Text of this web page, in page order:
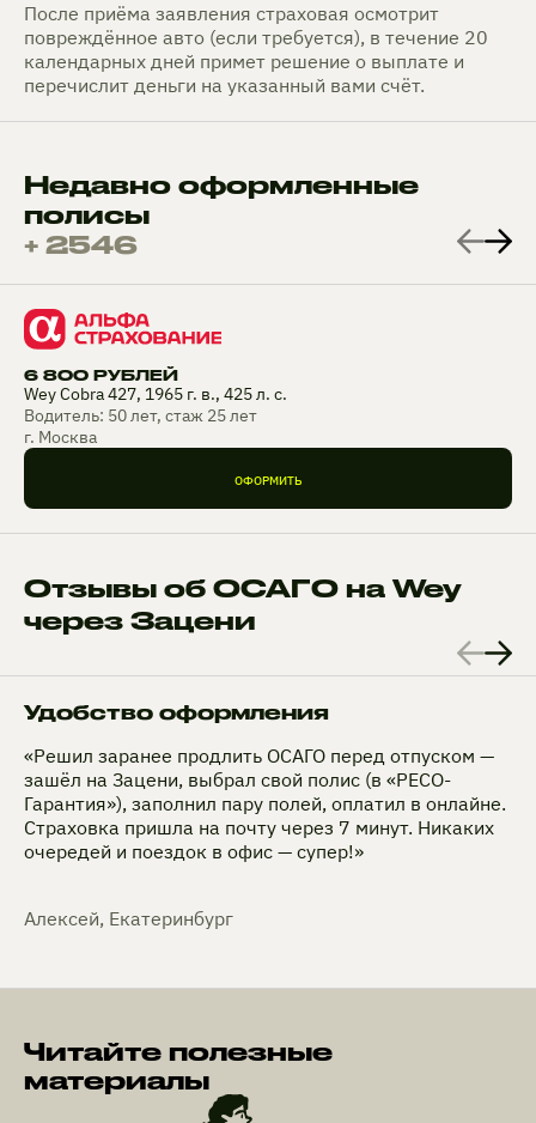
После приёма заявления страховая осмотрит
повреждённое авто (если требуется), в течение 20
календарных дней примет решение о выплате и
перечислит деньги на указанный вами счёт.
Недавно оформленные
полисы
+ 2546
6 800 РУБЛЕЙ
Wey Cobra 427, 1965 г. в., 425 л. с.
Водитель: 50 лет, стаж 25 лет
г. Москва
ОФОРМИТЬ
Отзывы об ОСАГО на Wey
через Зацени
Удобство оформления
«Решил заранее продлить ОСАГО перед отпуском —
зашёл на Зацени, выбрал свой полис (в «РЕСО-
Гарантия»), заполнил пару полей, оплатил в онлайне.
Страховка пришла на почту через 7 минут. Никаких
очередей и поездок в офис — супер!»
Алексей, Екатеринбург
Читайте полезные
материалы